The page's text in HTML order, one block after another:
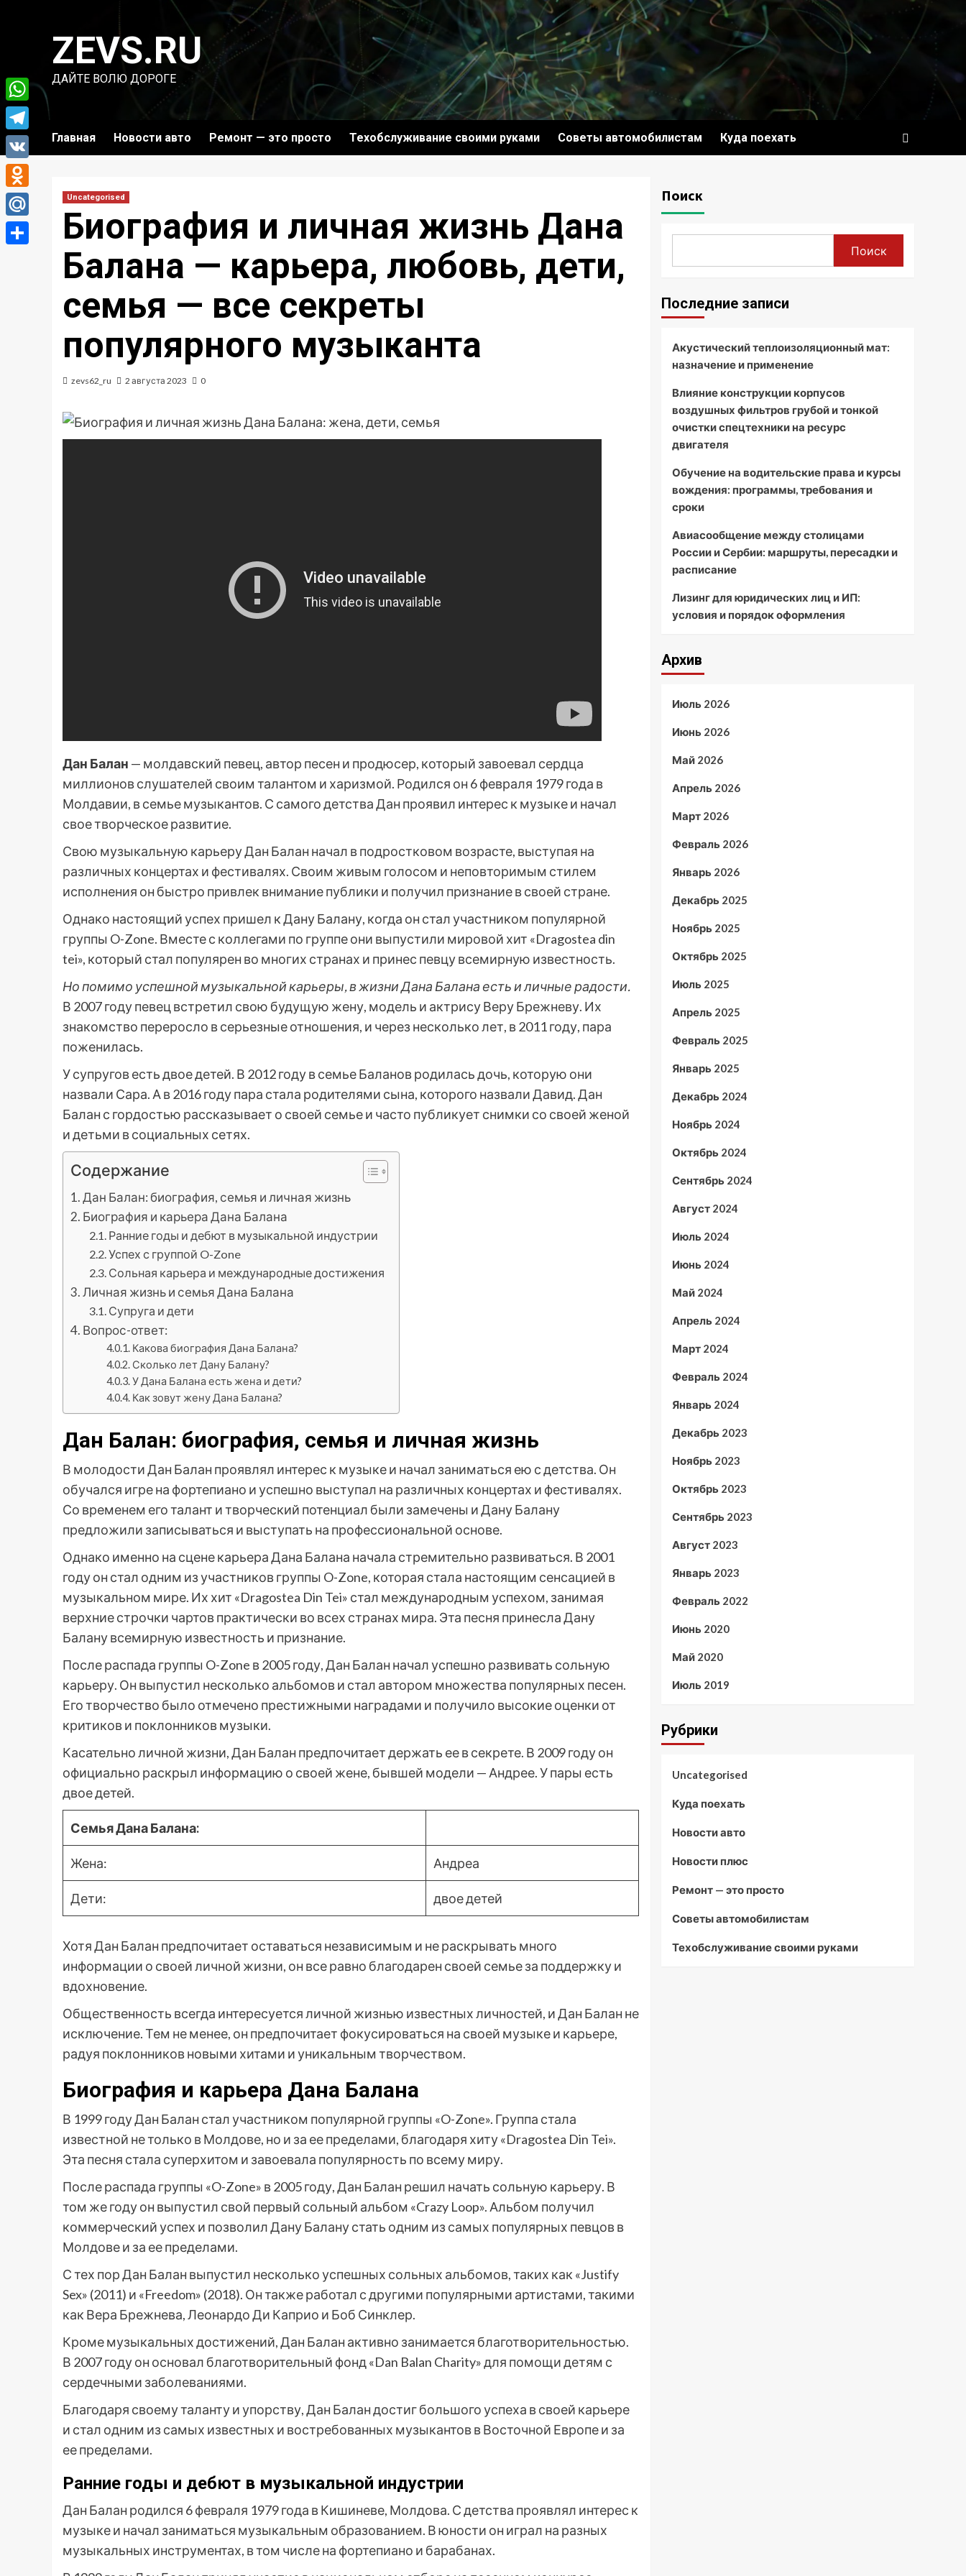
содержимомуZEVS.RU
ДАЙТЕ ВОЛЮ ДОРОГЕ
Главная Новости авто Ремонт — это просто Техобслуживание своими руками Советы автомобилистам Куда поехать
Uncategorised
Биография и личная жизнь Дана
Балана — карьера, любовь, дети,
семья — все секреты
популярного музыканта
zevs62_ru 2 августа 2023 0
Дан Балан — молдавский певец, автор песен и продюсер, который завоевал сердца
миллионов слушателей своим талантом и харизмой. Родился он 6 февраля 1979 года в
Молдавии, в семье музыкантов. С самого детства Дан проявил интерес к музыке и начал
свое творческое развитие.
Свою музыкальную карьеру Дан Балан начал в подростковом возрасте, выступая на
различных концертах и фестивалях. Своим живым голосом и неповторимым стилем
исполнения он быстро привлек внимание публики и получил признание в своей стране.
Однако настоящий успех пришел к Дану Балану, когда он стал участником популярной
группы O-Zone. Вместе с коллегами по группе они выпустили мировой хит «Dragostea din
tei», который стал популярен во многих странах и принес певцу всемирную известность.
Но помимо успешной музыкальной карьеры, в жизни Дана Балана есть и личные радости.
В 2007 году певец встретил свою будущую жену, модель и актрису Веру Брежневу. Их
знакомство переросло в серьезные отношения, и через несколько лет, в 2011 году, пара
поженилась.
У супругов есть двое детей. В 2012 году в семье Баланов родилась дочь, которую они
назвали Сара. А в 2016 году пара стала родителями сына, которого назвали Давид. Дан
Балан с гордостью рассказывает о своей семье и часто публикует снимки со своей женой
и детьми в социальных сетях.
Содержание
Дан Балан: биография, семья и личная жизнь
Биография и карьера Дана Балана
Ранние годы и дебют в музыкальной индустрии
Успех с группой O-Zone
Сольная карьера и международные достижения
Личная жизнь и семья Дана Балана
Супруга и дети
Вопрос-ответ:
Какова биография Дана Балана?
Сколько лет Дану Балану?
У Дана Балана есть жена и дети?
Как зовут жену Дана Балана?
Дан Балан: биография, семья и личная жизнь
В молодости Дан Балан проявлял интерес к музыке и начал заниматься ею с детства. Он
обучался игре на фортепиано и успешно выступал на различных концертах и фестивалях.
Со временем его талант и творческий потенциал были замечены и Дану Балану
предложили записываться и выступать на профессиональной основе.
Однако именно на сцене карьера Дана Балана начала стремительно развиваться. В 2001
году он стал одним из участников группы O-Zone, которая стала настоящим сенсацией в
музыкальном мире. Их хит «Dragostea Din Tei» стал международным успехом, занимая
верхние строчки чартов практически во всех странах мира. Эта песня принесла Дану
Балану всемирную известность и признание.
После распада группы O-Zone в 2005 году, Дан Балан начал успешно развивать сольную
карьеру. Он выпустил несколько альбомов и стал автором множества популярных песен.
Его творчество было отмечено престижными наградами и получило высокие оценки от
критиков и поклонников музыки.
Касательно личной жизни, Дан Балан предпочитает держать ее в секрете. В 2009 году он
официально раскрыл информацию о своей жене, бывшей модели — Андрее. У пары есть
двое детей.
Семья Дана Балана:
Жена: Андреа
Дети: двое детей
Хотя Дан Балан предпочитает оставаться независимым и не раскрывать много
информации о своей личной жизни, он все равно благодарен своей семье за поддержку и
вдохновение.
Общественность всегда интересуется личной жизнью известных личностей, и Дан Балан не
исключение. Тем не менее, он предпочитает фокусироваться на своей музыке и карьере,
радуя поклонников новыми хитами и уникальным творчеством.
Биография и карьера Дана Балана
В 1999 году Дан Балан стал участником популярной группы «O-Zone». Группа стала
известной не только в Молдове, но и за ее пределами, благодаря хиту «Dragostea Din Tei».
Эта песня стала суперхитом и завоевала популярность по всему миру.
После распада группы «O-Zone» в 2005 году, Дан Балан решил начать сольную карьеру. В
том же году он выпустил свой первый сольный альбом «Crazy Loop». Альбом получил
коммерческий успех и позволил Дану Балану стать одним из самых популярных певцов в
Молдове и за ее пределами.
С тех пор Дан Балан выпустил несколько успешных сольных альбомов, таких как «Justify
Sex» (2011) и «Freedom» (2018). Он также работал с другими популярными артистами, такими
как Вера Брежнева, Леонардо Ди Каприо и Боб Синклер.
Кроме музыкальных достижений, Дан Балан активно занимается благотворительностью.
В 2007 году он основал благотворительный фонд «Dan Balan Charity» для помощи детям с
сердечными заболеваниями.
Благодаря своему таланту и упорству, Дан Балан достиг большого успеха в своей карьере
и стал одним из самых известных и востребованных музыкантов в Восточной Европе и за
ее пределами.
Ранние годы и дебют в музыкальной индустрии
Дан Балан родился 6 февраля 1979 года в Кишиневе, Молдова. С детства проявлял интерес к
музыке и начал заниматься музыкальным образованием. В юности он играл на разных
музыкальных инструментах, в том числе на фортепиано и барабанах.
Поиск
Поиск
Последние записи
Акустический теплоизоляционный мат:
назначение и применение
Влияние конструкции корпусов
воздушных фильтров грубой и тонкой
очистки спецтехники на ресурс
двигателя
Обучение на водительские права и курсы
вождения: программы, требования и
сроки
Авиасообщение между столицами
России и Сербии: маршруты, пересадки и
расписание
Лизинг для юридических лиц и ИП:
условия и порядок оформления
Архив
Июль 2026
Июнь 2026
Май 2026
Апрель 2026
Март 2026
Февраль 2026
Январь 2026
Декабрь 2025
Ноябрь 2025
Октябрь 2025
Июль 2025
Апрель 2025
Февраль 2025
Январь 2025
Декабрь 2024
Ноябрь 2024
Октябрь 2024
Сентябрь 2024
Август 2024
Июль 2024
Июнь 2024
Май 2024
Апрель 2024
Март 2024
Февраль 2024
Январь 2024
Декабрь 2023
Ноябрь 2023
Октябрь 2023
Сентябрь 2023
Август 2023
Январь 2023
Февраль 2022
Июнь 2020
Май 2020
Июль 2019
Рубрики
Uncategorised
Куда поехать
Новости авто
Новости плюс
Ремонт — это просто
Советы автомобилистам
Техобслуживание своими руками
WhatsApp
Telegram
VK
Odnoklassniki
Mail.Ru
Отправить